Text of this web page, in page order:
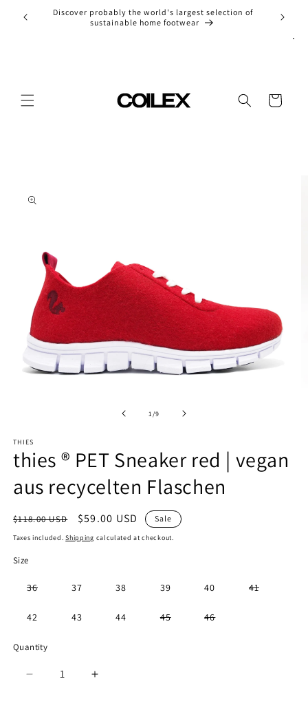
Skip to
content
Discover probably the world's largest selection of
sustainable home footwear
Cart
information
1/of
9
THIES
thies ® PET Sneaker red | vegan
aus recycelten Flaschen
Regular
price
$118.00 USD
Sale
price
$59.00 USD Sale
Taxes included.Shipping calculated at checkout.
Size
36Variant 37 38 39 40 41Variant
42 43 44 45Variant 46Variant
Quantity
Decrease
Increase